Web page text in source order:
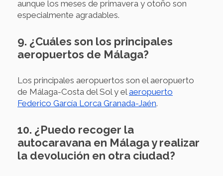
aunque los meses de primavera y otoño son
especialmente agradables.
9. ¿Cuáles son los principales
aeropuertos de Málaga?
Los principales aeropuertos son el aeropuerto
de Málaga-Costa del Sol y elaeropuerto
Federico García Lorca Granada-Jaén.
10. ¿Puedo recoger la
autocaravana en Málaga y realizar
la devolución en otra ciudad?